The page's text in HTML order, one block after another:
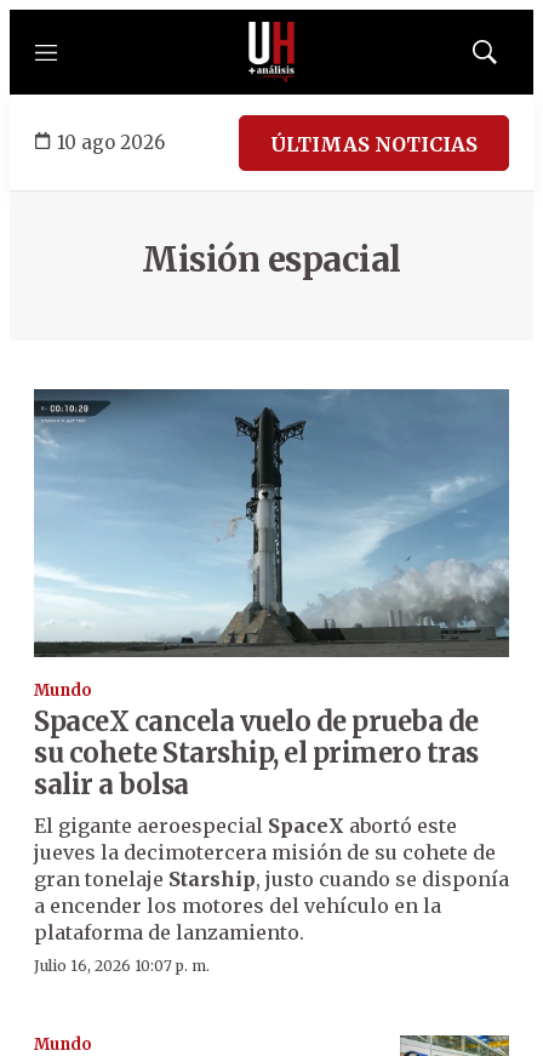
Menú
Mostrar
10 ago 2026 ÚLTIMAS NOTICIAS
Misión espacial
Mundo
SpaceX cancela vuelo de prueba de
su cohete Starship, el primero tras
salir a bolsa
El gigante aeroespecial SpaceX abortó este
jueves la decimotercera misión de su cohete de
gran tonelaje Starship, justo cuando se disponía
a encender los motores del vehículo en la
plataforma de lanzamiento.
Julio 16, 2026 10:07 p. m.
Mundo